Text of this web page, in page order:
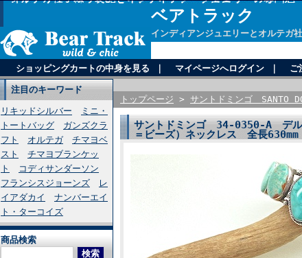
ベアトラック
インディアンジュエリーとオルテ
ショッピングカートの中身を見る マイページへログイン ご
注目のキーワード
リキッドシルバー
ミニ・
トートバッグ
ガンズクラ
フト
オルテガ
チマヨベ
スト
チマヨブランケッ
ト
コディサンダーソン
フランシスジョーンズ
レ
イアダカイ
ナンバーエイ
ト・ターコイズ
商品検索
トップページ > サントドミンゴ SANTO
サントドミンゴ 34-0350-A デル
＝ビーズ）ネックレス 全長630mm